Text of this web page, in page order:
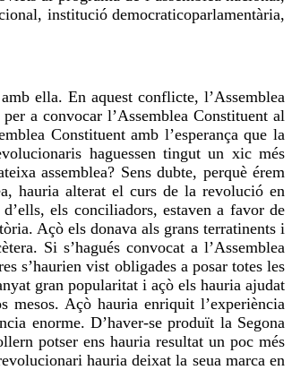
institució democraticoparlamentària,
ella. En aquest conflicte, l’Assemblea
a convocar l’Assemblea Constituent al
Constituent amb l’esperança que la
haguessen tingut un xic més
assemblea? Sens dubte, perquè érem
hauria alterat el curs de la revolució en
els conciliadors, estaven a favor de
Açò els donava als grans terratinents i
Si s’hagués convocat a l’Assemblea
s’haurien vist obligades a posar totes les
gran popularitat i açò els hauria ajudat
mesos. Açò hauria enriquit l’experiència
enorme. D’haver-se produït la Segona
potser ens hauria resultat un poc més
hauria deixat la seua marca en